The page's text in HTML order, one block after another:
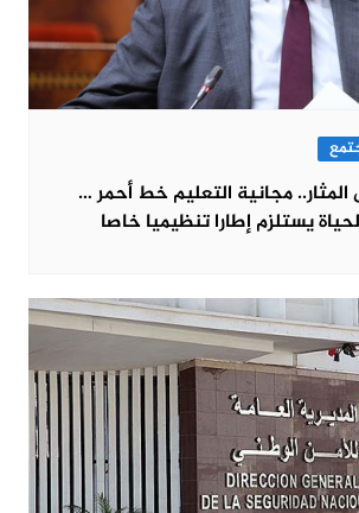
مجانية التعليم خط أحمر …
يستلزم إطارا تنظيميا خاصا